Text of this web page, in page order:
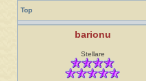
Top
barionu
Stellare